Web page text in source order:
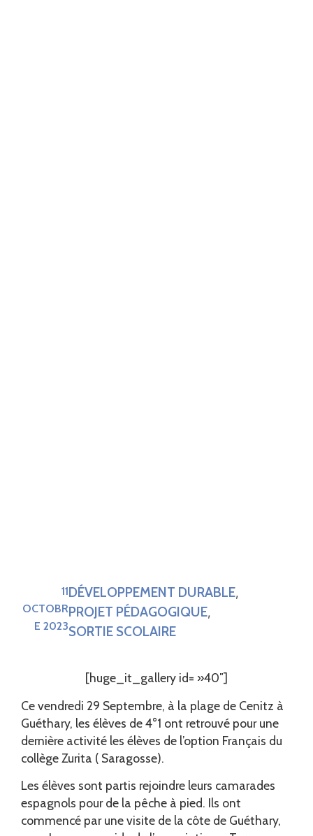
11
OCTOBR
E 2023
DÉVELOPPEMENT DURABLE,
PROJET PÉDAGOGIQUE,
SORTIE SCOLAIRE
[huge_it_gallery id= »40″]
Ce vendredi 29 Septembre, à la plage de Cenitz à
Guéthary, les élèves de 4°1 ont retrouvé pour une
dernière activité les élèves de l’option Français du
collège Zurita ( Saragosse).
Les élèves sont partis rejoindre leurs camarades
espagnols pour de la pêche à pied. Ils ont
commencé par une visite de la côte de Guéthary,